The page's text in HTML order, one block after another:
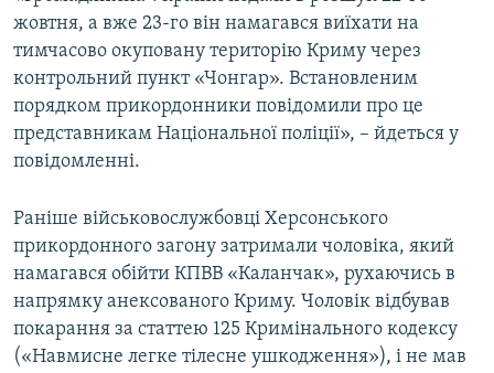
жовтня, а вже 23-го він намагався виїхати на
тимчасово окуповану територію Криму через
контрольний пункт «Чонгар». Встановленим
порядком прикордонники повідомили про це
представникам Національної поліції», – йдеться у
повідомленні.
Раніше військовослужбовці Херсонського
прикордонного загону затримали чоловіка, який
намагався обійти КПВВ «Каланчак», рухаючись в
напрямку анексованого Криму. Чоловік відбував
покарання за статтею 125 Кримінального кодексу
(«Навмисне легке тілесне ушкодження»), і не мав